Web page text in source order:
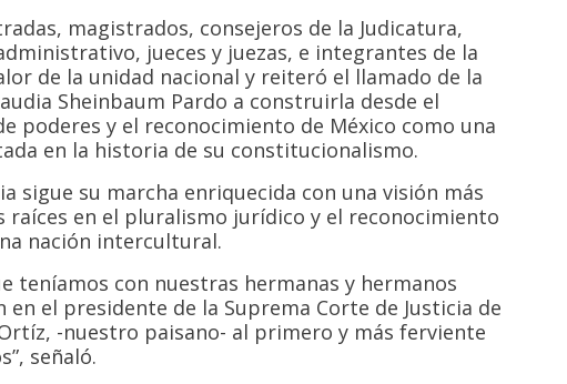
magistrados, consejeros de la Judicatura,
jueces y juezas, e integrantes de la
de la unidad nacional y reiteró el llamado de la
Sheinbaum Pardo a construirla desde el
poderes y el reconocimiento de México como una
en la historia de su constitucionalismo.
sigue su marcha enriquecida con una visión más
raíces en el pluralismo jurídico y el reconocimiento
nación intercultural.
teníamos con nuestras hermanas y hermanos
en el presidente de la Suprema Corte de Justicia de
-nuestro paisano- al primero y más ferviente
señaló.